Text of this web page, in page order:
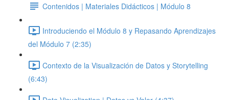
Contenidos | Materiales Didácticos | Módulo 8
Introduciendo el Módulo 8 y Repasando Aprendizajes
del Módulo 7 (2:35)
Contexto de la Visualización de Datos y Storytelling
(6:43)